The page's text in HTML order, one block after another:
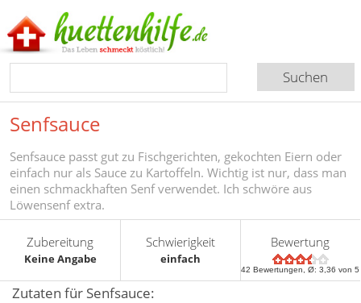
Senfsauce
Senfsauce passt gut zu Fischgerichten, gekochten Eiern oder
einfach nur als Sauce zu Kartoffeln. Wichtig ist nur, dass man
einen schmackhaften Senf verwendet. Ich schwöre aus
Löwensenf extra.
Zubereitung
Keine Angabe
Schwierigkeit
einfach
Bewertung
42 Bewertungen, Ø:3,36 von 5
Zutaten für Senfsauce: